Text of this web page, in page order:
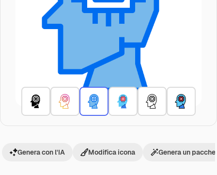
Genera con l'IA Modifica icona Genera un